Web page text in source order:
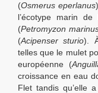
(Osmerus eperlanus
l’écotype marin
(Petromyzon
(Acipenser sturio).
telles que le mulet
européenne (
croissance en eau
Flet tandis qu’elle